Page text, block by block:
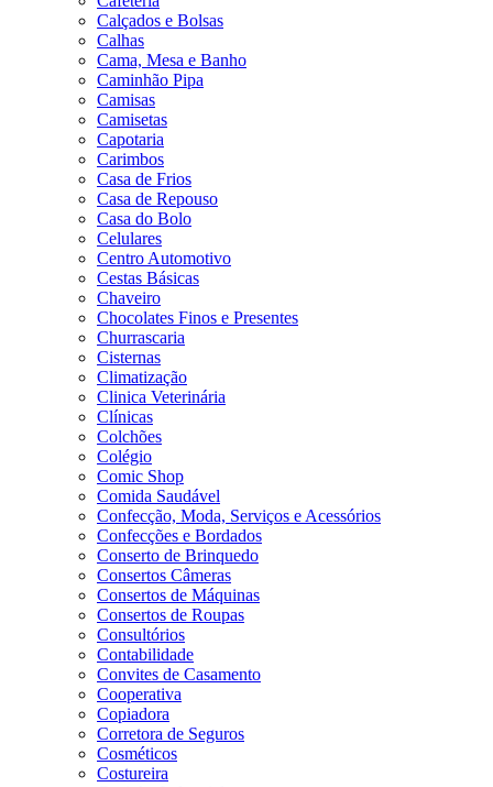
Calçados e Bolsas
Calhas
Cama, Mesa e Banho
Caminhão Pipa
Camisas
Camisetas
Capotaria
Carimbos
Casa de Frios
Casa de Repouso
Casa do Bolo
Celulares
Centro Automotivo
Cestas Básicas
Chaveiro
Chocolates Finos e Presentes
Churrascaria
Cisternas
Climatização
Clinica Veterinária
Clínicas
Colchões
Colégio
Comic Shop
Comida Saudável
Confecção, Moda, Serviços e Acessórios
Confecções e Bordados
Conserto de Brinquedo
Consertos Câmeras
Consertos de Máquinas
Consertos de Roupas
Consultórios
Contabilidade
Convites de Casamento
Cooperativa
Copiadora
Corretora de Seguros
Cosméticos
Costureira